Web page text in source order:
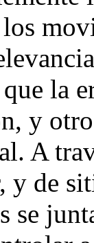
la
y
A
y de
se